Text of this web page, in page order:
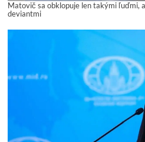
Matovič sa obklopuje len takými ľuďmi,
deviantmi